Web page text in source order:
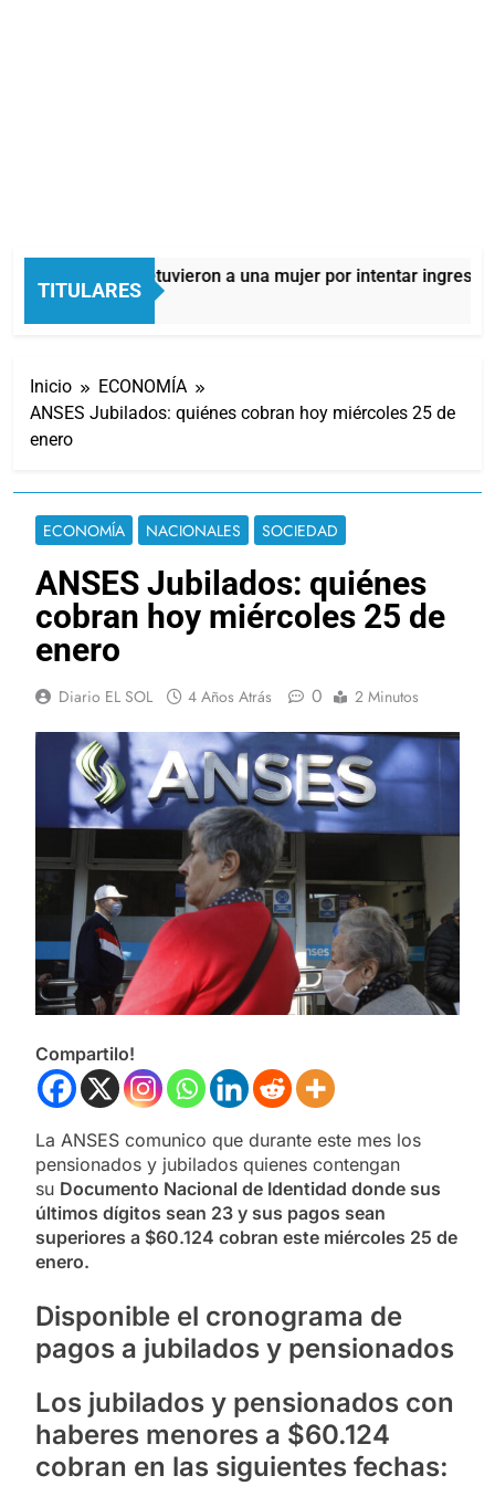
TITULARES
Quilmes: detuvieron a una mujer por intentar ingresar
6 Horas Atrás
Inicio
ECONOMÍA
ANSES Jubilados: quiénes cobran hoy miércoles 25 de
enero
ECONOMÍA NACIONALES SOCIEDAD
ANSES Jubilados: quiénes
cobran hoy miércoles 25 de
enero
Diario EL SOL 4 Años Atrás 0 2 Minutos
Compartilo!
La ANSES comunico que durante este mes los
pensionados y jubilados quienes contengan
su Documento Nacional de Identidad donde sus
últimos dígitos sean 23 y sus pagos sean
superiores a $60.124 cobran este miércoles 25 de
enero.
Disponible el cronograma de
pagos a jubilados y pensionados
Los jubilados y pensionados con
haberes menores a $60.124
cobran en las siguientes fechas: